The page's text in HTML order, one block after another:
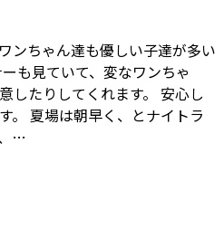
ンちゃん達も優しい子達が多い
も見ていて、変なワンちゃ
したりしてくれます。 安心し
。 夏場は朝早く、とナイトラ
…